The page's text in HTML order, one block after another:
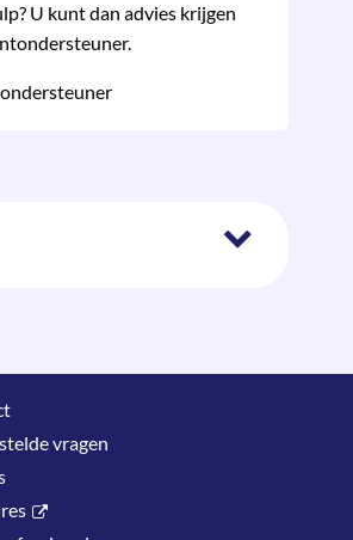
U kunt dan advies krijgen
vragen